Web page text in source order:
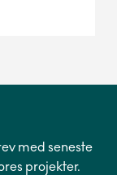
med seneste
projekter.